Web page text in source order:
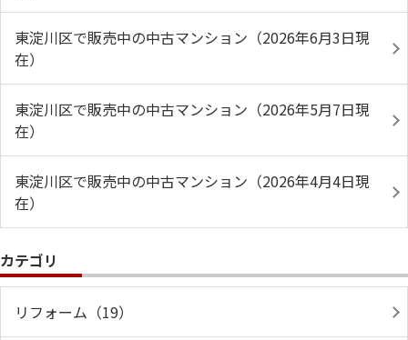
東淀川区で販売中の中古マンション（2026年6月3日現
在）
東淀川区で販売中の中古マンション（2026年5月7日現
在）
東淀川区で販売中の中古マンション（2026年4月4日現
在）
カテゴリ
リフォーム（19）